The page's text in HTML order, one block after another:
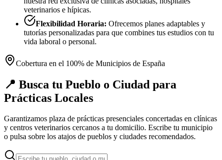
veterinarios e hípicas.
Flexibilidad Horaria: Ofrecemos planes adaptables y
tutorías personalizadas para que combines tus estudios con tu
vida laboral o personal.
Cobertura en el 100% de Municipios de España
📍 Busca tu Pueblo o Ciudad para
Prácticas Locales
Garantizamos plaza de prácticas presenciales concertadas en clínicas
y centros veterinarios cercanos a tu domicilio. Escribe tu municipio
o pulsa sobre los atajos de pueblos y ciudades recomendados.